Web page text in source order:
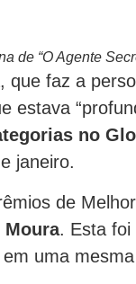
de “O Agente
que faz a
estava
no
janeiro.
de
Moura. Esta foi
uma